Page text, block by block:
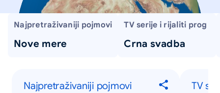
Najpretraživaniji pojmovi
Nove mere
TV serije i rijaliti prog
Crna svadba
Najpretraživaniji pojmovi
TV